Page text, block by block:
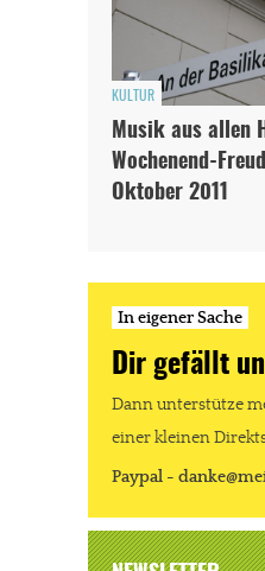
KULTUR
Musik aus allen
Wochenend-
Oktober 2011
In eigener Sache
Dir gefällt
Dann unterstütze
einer kleinen
Paypal -